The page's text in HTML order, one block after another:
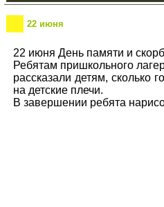
22 июня
22 июня День памяти и
Ребятам пришкольного
рассказали детям, сколько
на детские плечи.
В завершении ребята